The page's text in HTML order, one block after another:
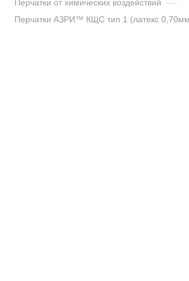
Перчатки от химических воздействий —
Перчатки АЗРИ™ КЩС тип 1 (латекс